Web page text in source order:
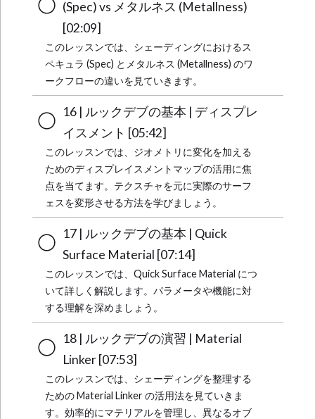
(Spec) vs メタルネス (Metallness)
[02:09]
このレッスンでは、シェーディングにおけるス
ペキュラ (Spec) とメタルネス (Metallness) のワ
ークフローの違いを見ていきます。
16 | ルックデブの基本 | ディスプレ
イスメント [05:42]
このレッスンでは、ジオメトリに変化を加える
ためのディスプレイスメントマップの活用に焦
点を当てます。テクスチャを元に実際のサーフ
ェスを変形させる方法を学びましょう。
17 | ルックデブの基本 | Quick
Surface Material [07:14]
このレッスンでは、Quick Surface Material につ
いて詳しく解説します。パラメータや機能に対
する理解を深めましょう。
18 | ルックデブの演習 | Material
Linker [07:53]
このレッスンでは、シェーディングを整理する
ための Material Linker の活用法を見ていきま
す。効率的にマテリアルを管理し、異なるオブ